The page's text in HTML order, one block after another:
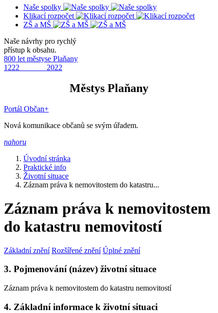
Naše spolky
Klikací rozpočet
ZŠ a MŠ
Naše návrhy pro rychlý
přístup k obsahu.
800 let městyse Plaňany
1222 2022
Městys Plaňany
Portál Občan+
Nová komunikace občanů se svým úřadem.
nahoru
Úvodní stránka
Praktické info
Životní situace
Záznam práva k nemovitostem do katastru...
Záznam práva k nemovitostem
do katastru nemovitostí
Základní znění Rozšířené znění Úplné znění
3. Pojmenování (název) životní situace
Záznam práva k nemovitostem do katastru nemovitostí
4. Základní informace k životní situaci